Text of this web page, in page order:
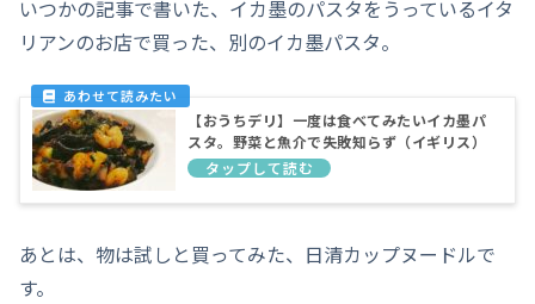
いつかの記事で書いた、イカ墨のパスタをうっているイタ
リアンのお店で買った、別のイカ墨パスタ。
【おうちデリ】一度は食べてみたいイカ墨パ
スタ。野菜と魚介で失敗知らず（イギリス）
あとは、物は試しと買ってみた、日清カップヌードルで
す。